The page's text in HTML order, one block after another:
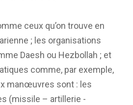
ceux qu’on trouve en
; les organisations
Daesh ou Hezbollah ; et
comme, par exemple,
manœuvres sont : les
(missile – artillerie -